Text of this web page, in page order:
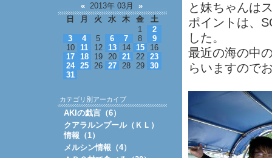
と妹ちゃんは
ポイントは、
した。
最近の海の中
らいますので
« 2013年 03月 »
日
月 火 水 木 金
土
1
2
3
4 5 6 7 8
9
10
11 12 13 14 15
16
17
18 19 20 21 22
23
24
25 26 27 28 29
30
31
カテゴリ別アーカイブ
AKIの戯言（6）
クアラルンプール（ＫＬ）
情報（1）
メルシン情報（4）